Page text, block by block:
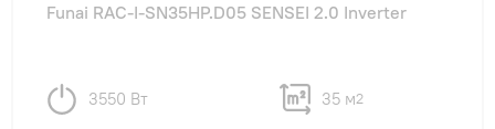
Funai RAC-I-SN35HP.D05 SENSEI 2.0 Inverter
3550 Вт 35 м2